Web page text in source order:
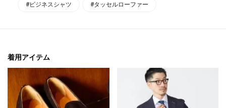
#ビジネスシャツ #タッセルローファー
着用アイテム